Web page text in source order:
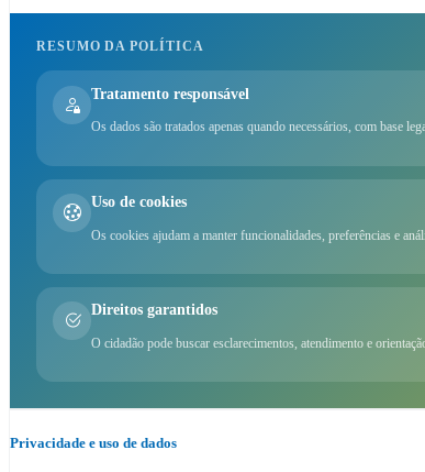
RESUMO DA POLÍTICA
Tratamento responsável
Os dados são tratados apenas quando necessários, com base
Uso de cookies
Os cookies ajudam a manter funcionalidades, preferências e
Direitos garantidos
O cidadão pode buscar esclarecimentos, atendimento e
Privacidade e uso de dados